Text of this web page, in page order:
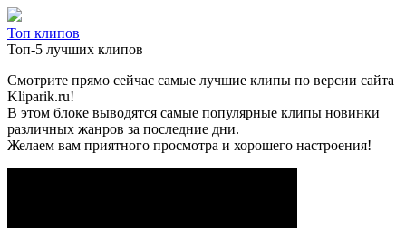
Топ клипов
Топ-5 лучших клипов
Смотрите прямо сейчас самые лучшие клипы по версии сайта
Kliparik.ru!
В этом блоке выводятся самые популярные клипы новинки
различных жанров за последние дни.
Желаем вам приятного просмотра и хорошего настроения!